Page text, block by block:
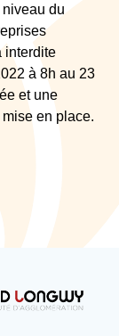
du
interdite
à 8h au 23
et une
en place.